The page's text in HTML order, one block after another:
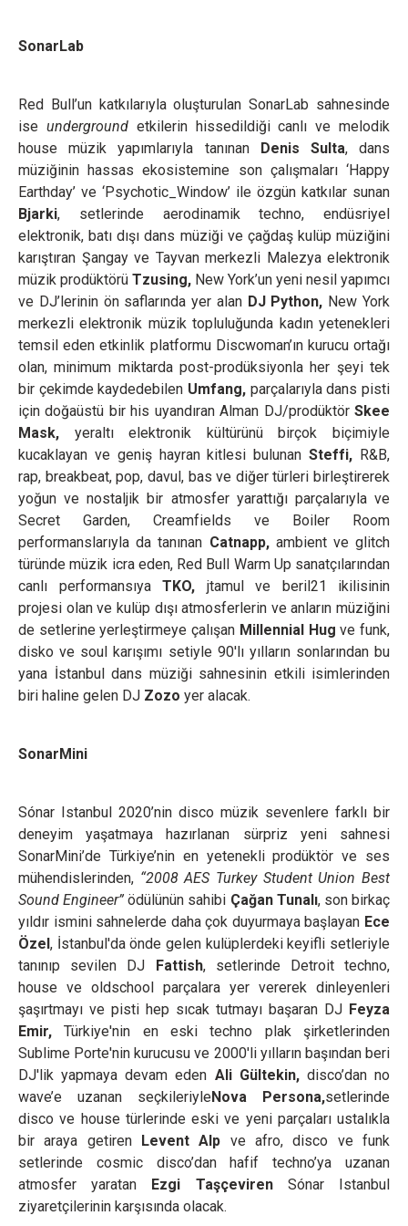
SonarLab
Red Bull’un katkılarıyla oluşturulan SonarLab sahnesinde
ise undergroundetkilerin hissedildiği canlı ve melodik
house müzik yapımlarıyla tanınan Denis Sulta, dans
müziğinin hassas ekosistemine son çalışmaları ‘Happy
Earthday’ ve ‘Psychotic_Window’ ile özgün katkılar sunan
Bjarki, setlerinde aerodinamik techno, endüsriyel
elektronik, batı dışı dans müziği ve çağdaş kulüp müziğini
karıştıran Şangay ve Tayvan merkezli Malezya elektronik
müzik prodüktörü Tzusing, New York’un yeni nesil yapımcı
ve DJ’lerinin ön saflarında yer alan DJ Python, New York
merkezli elektronik müzik topluluğunda kadın yetenekleri
temsil eden etkinlik platformu Discwoman’ın kurucu ortağı
olan, minimum miktarda post-prodüksiyonla her şeyi tek
bir çekimde kaydedebilen Umfang, parçalarıyla dans pisti
için doğaüstü bir his uyandıran Alman DJ/prodüktör Skee
Mask, yeraltı elektronik kültürünü birçok biçimiyle
kucaklayan ve geniş hayran kitlesi bulunanSteffi, R&B,
rap, breakbeat, pop, davul, bas ve diğer türleri birleştirerek
yoğun ve nostaljik bir atmosfer yarattığı parçalarıyla ve
Secret Garden, Creamfields ve Boiler Room
performanslarıyla da tanınan Catnapp, ambient ve glitch
türünde müzik icra eden, Red Bull Warm Up sanatçılarından
canlı performansıya TKO, jtamul ve beril21 ikilisinin
projesi olan ve kulüp dışı atmosferlerin ve anların müziğini
de setlerine yerleştirmeye çalışan Millennial Hugve funk,
disko ve soul karışımı setiyle 90'lı yılların sonlarından bu
yana İstanbul dans müziği sahnesinin etkili isimlerinden
biri haline gelen DJ Zozo yer alacak.
SonarMini
Sónar Istanbul 2020’nin disco müzik sevenlere farklı bir
deneyim yaşatmaya hazırlanan
sürpriz yeni sahnesi
SonarMini’de Türkiye’nin en yetenekli prodüktör ve ses
mühendislerinden, “2008 AES Turkey Student Union Best
Sound Engineer” ödülünün sahibi Çağan Tunalı, son birkaç
yıldır ismini sahnelerde daha çok duyurmaya başlayan Ece
Özel, İstanbul'da önde gelen kulüplerdeki keyifli setleriyle
tanınıp sevilen DJ Fattish, setlerinde Detroit techno,
house ve oldschool parçalara yer vererek dinleyenleri
şaşırtmayı ve pisti hep sıcak tutmayı başaran DJ Feyza
Emir,Türkiye'nin en eski techno plak şirketlerinden
Sublime Porte'nin kurucusu ve 2000'li yılların başından beri
DJ'lik yapmaya devam eden Ali Gültekin, disco’dan no
wave’e uzanan seçkileriyleNova Persona,setlerinde
disco ve house türlerinde eski ve yeni parçaları ustalıkla
bir araya getiren Levent Alp ve afro, disco ve funk
setlerinde cosmic disco’dan hafif techno’ya uzanan
atmosfer yaratan Ezgi Taşçeviren Sónar Istanbul
ziyaretçilerinin karşısında olacak.